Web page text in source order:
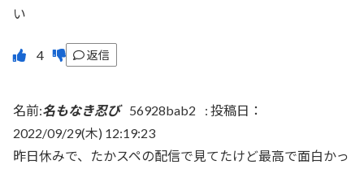
い
返信
名前:名もなき忍び 56928bab2 : 投稿日：
2022/09/29(木) 12:19:23
昨日休みで、たかスペの配信で見てたけど最高で面白かっ